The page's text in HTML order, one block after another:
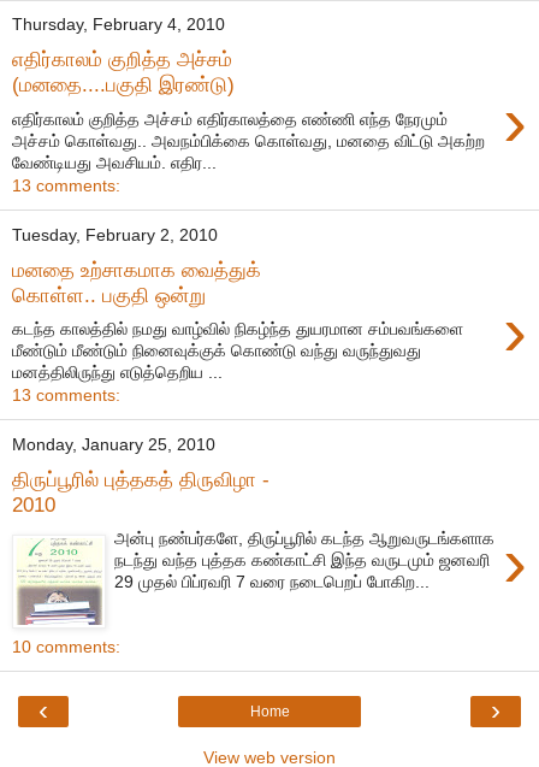
Thursday, February 4, 2010
எதிர்காலம் குறித்த அச்சம்
(மனதை....பகுதி இரண்டு)
›
எதிர்காலம் குறித்த அச்சம் எதிர்காலத்தை எண்ணி எந்த நேரமும்
அச்சம் கொள்வது.. அவநம்பிக்கை கொள்வது, மனதை விட்டு அகற்ற
வேண்டியது அவசியம். எதிர...
13 comments:
Tuesday, February 2, 2010
மனதை உற்சாகமாக வைத்துக்
கொள்ள.. பகுதி ஒன்று
›
கடந்த காலத்தில் நமது வாழ்வில் நிகழ்ந்த துயரமான சம்பவங்களை
மீண்டும் மீண்டும் நினைவுக்குக் கொண்டு வந்து வருந்துவது
மனத்திலிருந்து எடுத்தெறிய ...
13 comments:
Monday, January 25, 2010
திருப்பூரில் புத்தகத் திருவிழா -
2010
›
அன்பு நண்பர்களே, திருப்பூரில் கடந்த ஆறுவருடங்களாக
நடந்து வந்த புத்தக கண்காட்சி இந்த வருடமும் ஜனவரி
29 முதல் பிப்ரவரி 7 வரை நடைபெறப் போகிற...
10 comments:
‹ ›
Home
View web version